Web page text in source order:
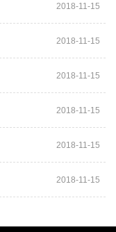
2018-11-15
2018-11-15
2018-11-15
2018-11-15
2018-11-15
2018-11-15